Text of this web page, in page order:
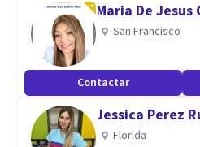
Sencillez, presencia,
proceso de sanación.
Aptitudes
Manejo de estrés y ansiedad.
Manejo de impulsividad.
Maria De
San Francisco
Contactar
Jessica Perez
Florida